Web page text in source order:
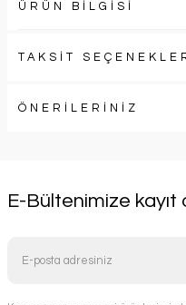
ÜRÜN BİLGİSİ
TAKSİT
ÖNERİLERİNİZ
E-Bültenimize kayıt